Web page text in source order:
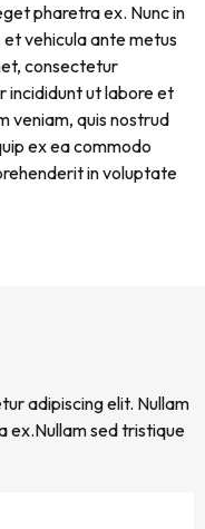
pharetra ex. Nunc in
et vehicula ante metus
consectetur
incididunt ut labore et
veniam, quis nostrud
ex ea commodo
in voluptate
adipiscing elit. Nullam
ex.Nullam sed tristique